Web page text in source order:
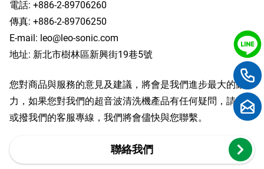
電話: +886-2-89706260
傳真: +886-2-89706250
E-mail: leo@leo-sonic.com
地址: 新北市樹林區新興街19巷5號
您對商品與服務的意見及建議，將會是我們進步最大的動
力，如果您對我們的超音波清洗機產品有任何疑問，請留言
或撥我們的客服專線，我們將會儘快與您聯繫。
聯絡我們